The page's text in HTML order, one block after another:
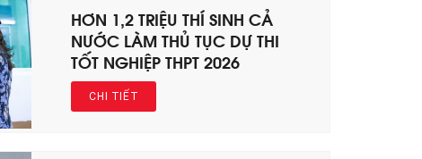
HƠN 1,2 TRIỆU THÍ SINH CẢ
NƯỚC LÀM THỦ TỤC DỰ THI
TỐT NGHIỆP THPT 2026
CHI TIẾT